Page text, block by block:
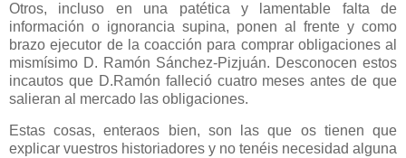
Otros, incluso en una patética y lamentable falta de
información o ignorancia supina, ponen al frente y como
brazo ejecutor de la coacción para comprar obligaciones al
mismísimo D. Ramón Sánchez-Pizjuán. Desconocen estos
incautos que D.Ramón falleció cuatro meses antes de que
salieran al mercado las obligaciones.
Estas cosas, enteraos bien, son las que os tienen que
explicar vuestros historiadores y no tenéis necesidad alguna